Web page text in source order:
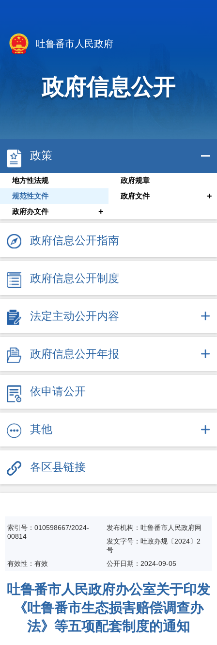
吐鲁番市人民政府
政府信息公开
政策
地方性法规
政府规章
规范性文件
政府文件 +
政府办文件 +
政府信息公开指南
政府信息公开制度
法定主动公开内容
政府信息公开年报
依申请公开
其他
各区县链接
索引号：010598667/2024-
00814
发布机构：吐鲁番市人民政府网
发文字号：吐政办规〔2024〕2
号
有效性：有效
公开日期： 2024-09-05
吐鲁番市人民政府办公室关于印发
《吐鲁番市生态损害赔偿调查办
法》等五项配套制度的通知